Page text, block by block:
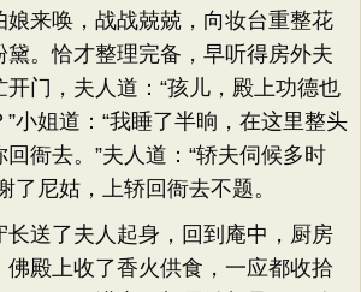
娘来唤，战战兢兢，向妆台重整花
黛。恰才整理完备，早听得房外夫
开门，夫人道：“孩儿，殿上功德也
小姐道：“我睡了半晌，在这里整头
衙去。”夫人道：“轿夫伺候多时
了尼姑，上轿回衙去不题。
送了夫人起身，回到庵中，厨房
佛殿上收了香火供食，一应都收拾